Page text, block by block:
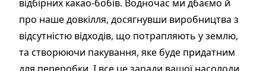
відбірних какао-бобів. Водночас ми дбаємо й
про наше довкілля, досягнувши виробництва з
відсутністю відходів, що потрапляють у землю,
та створюючи пакування, яке буде придатним